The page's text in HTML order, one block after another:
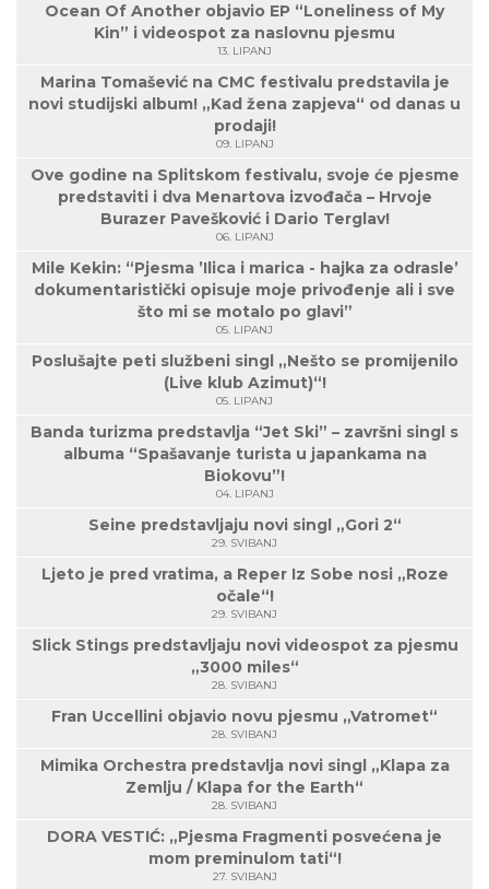
Ocean Of Another objavio EP “Loneliness of My
Kin” i videospot za naslovnu pjesmu
13. LIPANJ
Marina Tomašević na CMC festivalu predstavila je
novi studijski album! „Kad žena zapjeva“ od danas u
prodaji!
09. LIPANJ
Ove godine na Splitskom festivalu, svoje će pjesme
predstaviti i dva Menartova izvođača – Hrvoje
Burazer Pavešković i Dario Terglav!
06. LIPANJ
Mile Kekin: “Pjesma ’Ilica i marica - hajka za odrasle’
dokumentaristički opisuje moje privođenje ali i sve
što mi se motalo po glavi”
05. LIPANJ
Poslušajte peti službeni singl „Nešto se promijenilo
(Live klub Azimut)“!
05. LIPANJ
Banda turizma predstavlja “Jet Ski” – završni singl s
albuma “Spašavanje turista u japankama na
Biokovu”!
04. LIPANJ
Seine predstavljaju novi singl „Gori 2“
29. SVIBANJ
Ljeto je pred vratima, a Reper Iz Sobe nosi „Roze
očale“!
29. SVIBANJ
Slick Stings predstavljaju novi videospot za pjesmu
„3000 miles“
28. SVIBANJ
Fran Uccellini objavio novu pjesmu „Vatromet“
28. SVIBANJ
Mimika Orchestra predstavlja novi singl „Klapa za
Zemlju / Klapa for the Earth“
28. SVIBANJ
DORA VESTIĆ: „Pjesma Fragmenti posvećena je
mom preminulom tati“!
27. SVIBANJ